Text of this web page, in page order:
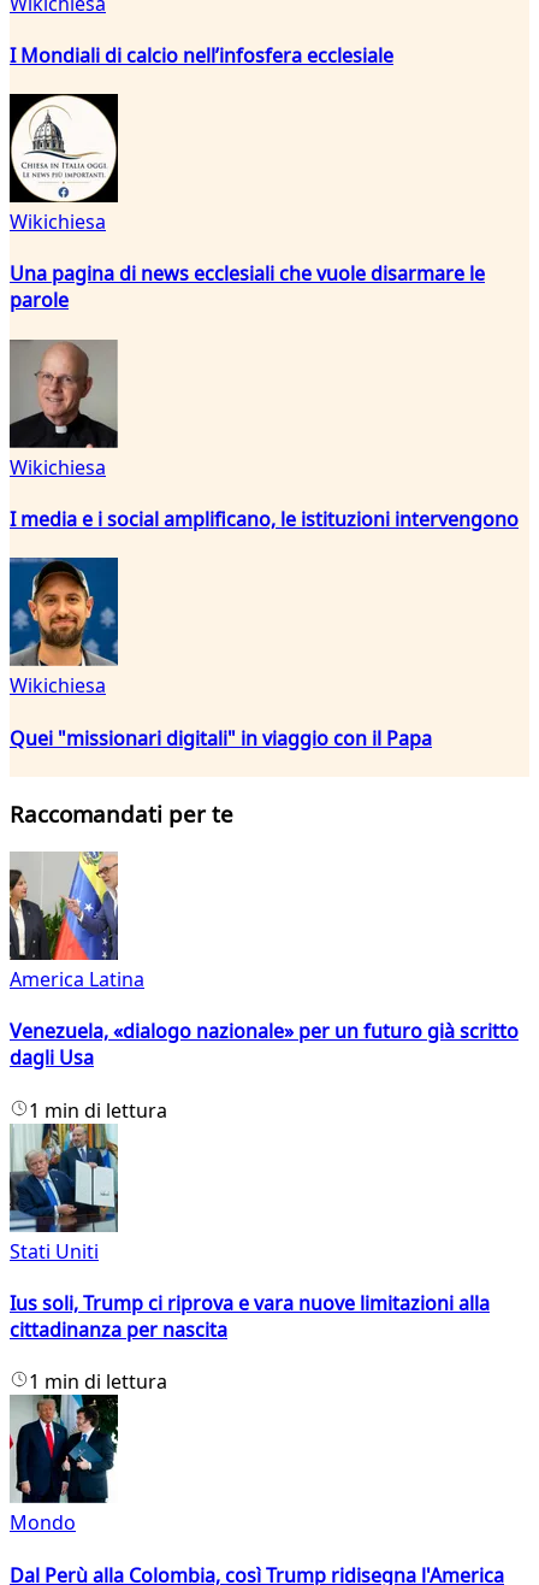
I Mondiali di calcio nell’infosfera ecclesiale
Wikichiesa
Una pagina di news ecclesiali che vuole disarmare le
parole
Wikichiesa
I media e i social amplificano, le istituzioni intervengono
Wikichiesa
Quei "missionari digitali" in viaggio con il Papa
Raccomandati per te
America Latina
Venezuela, «dialogo nazionale» per un futuro già scritto
dagli Usa
1 min di lettura
Stati Uniti
Ius soli, Trump ci riprova e vara nuove limitazioni alla
cittadinanza per nascita
1 min di lettura
Mondo
Dal Perù alla Colombia, così Trump ridisegna l'America